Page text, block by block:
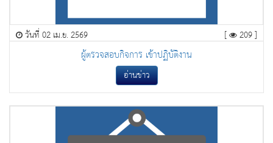
วันที่ 02 เม.ย. 2569 [ 209 ]
ผู้ตรวจสอบกิจการ เข้าปฏิบัติงาน
อ่านข่าว